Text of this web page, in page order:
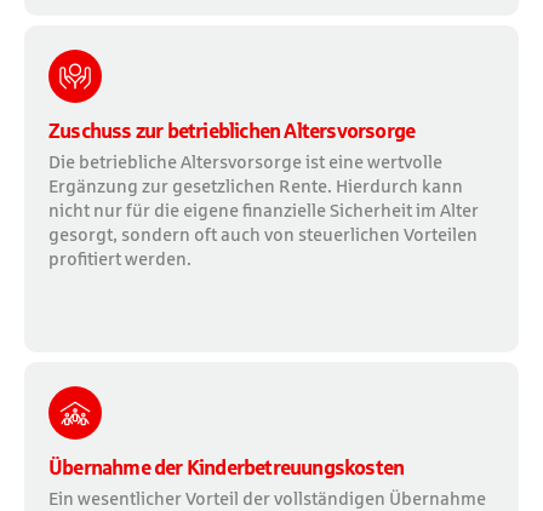
Zuschuss zur betrieblichen Altersvorsorge
Die betriebliche Altersvorsorge ist eine wertvolle
Ergänzung zur gesetzlichen Rente. Hierdurch kann
nicht nur für die eigene finanzielle Sicherheit im Alter
gesorgt, sondern oft auch von steuerlichen Vorteilen
profitiert werden.
Übernahme der Kinderbetreuungskosten
Ein wesentlicher Vorteil der vollständigen Übernahme